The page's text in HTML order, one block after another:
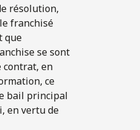
résolution,
le franchisé
que
se sont
contrat, en
ce
bail principal
en vertu de